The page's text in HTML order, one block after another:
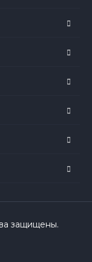
защищены.